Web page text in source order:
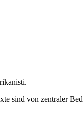
sind von zentraler